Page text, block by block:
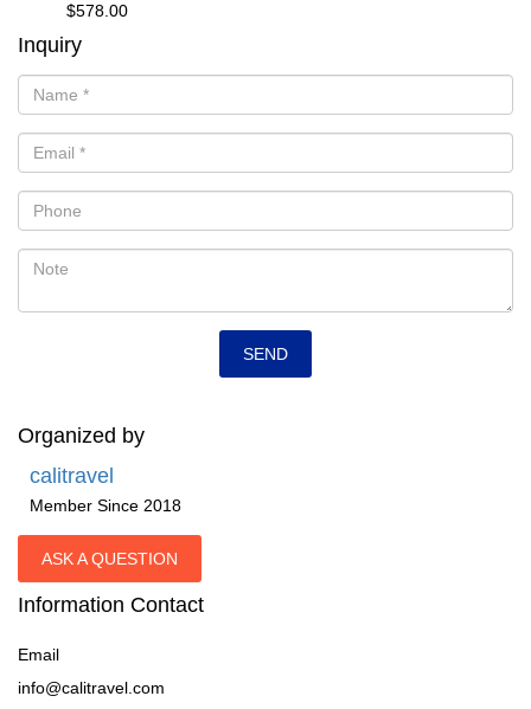
$578.00
Inquiry
Organized by
calitravel
Member Since 2018
ASK A QUESTION
Information Contact
Email
info@calitravel.com